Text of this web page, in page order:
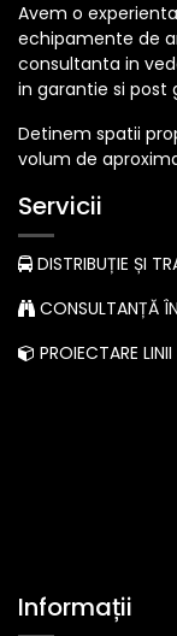
Avem o
echipamente de
consultanta in
in garantie si post
Detinem spatii
volum de
Servicii
DISTRIBUȚIE ȘI
CONSULTANȚĂ
PROIECTARE
Informații